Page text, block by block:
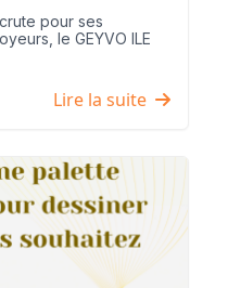
pour ses
le GEYVO ILE
Lire la suite